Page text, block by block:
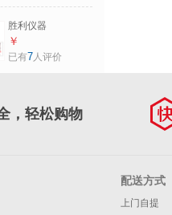
尖小形电流钳】
试仪功率表
VC5000A标配
S070【φ70mm圆
胜利仪器
（VICTOR）
5000AB 电能质量
VC5000A标配
￥
已有7人评价
，轻松购物
配送方式
上门自提